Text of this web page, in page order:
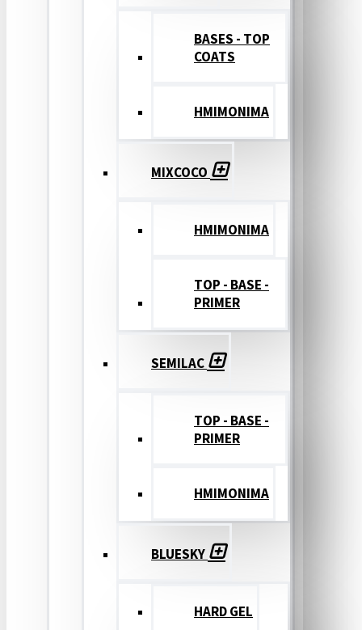
BASES - TOP
COATS
ΗΜΙΜΟΝΙΜΑ
MIXCOCO
HMIMONIMA
TOP - BASE -
PRIMER
SEMILAC
TOP - BASE -
PRIMER
ΗΜΙΜΟΝΙΜΑ
BLUESKY
HARD GEL